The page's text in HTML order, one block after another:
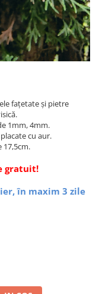
fațetate și pietre
1mm, 4mm.
cu aur.
17,5cm.
gratuit!
în maxim 3 zile